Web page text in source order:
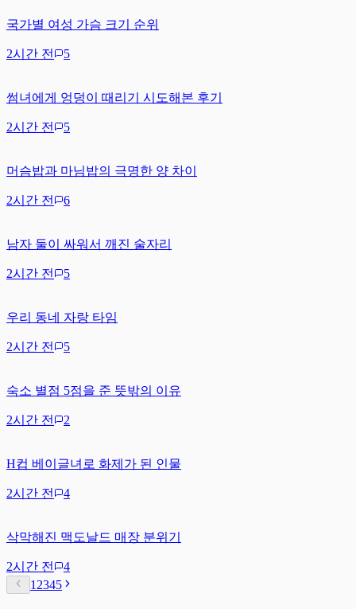
국가별 여성 가슴 크기 순위
2시간 전 5
썸녀에게 엉덩이 때리기 시도해본 후기
2시간 전 5
머슴밥과 마님밥의 극명한 양 차이
2시간 전 6
남자 둘이 싸워서 깨진 술자리
2시간 전 5
우리 동네 자랑 타임
2시간 전 5
숙소 별점 5점을 준 뜻밖의 이유
2시간 전 2
H컵 베이글녀로 화제가 된 인물
2시간 전 4
삭막해진 맥도날드 매장 분위기
2시간 전
4
1 2345